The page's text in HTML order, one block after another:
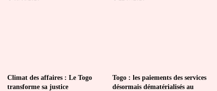
Climat des affaires : Le Togo
transforme sa justice
Togo : les paiements des services
désormais dématérialisés au